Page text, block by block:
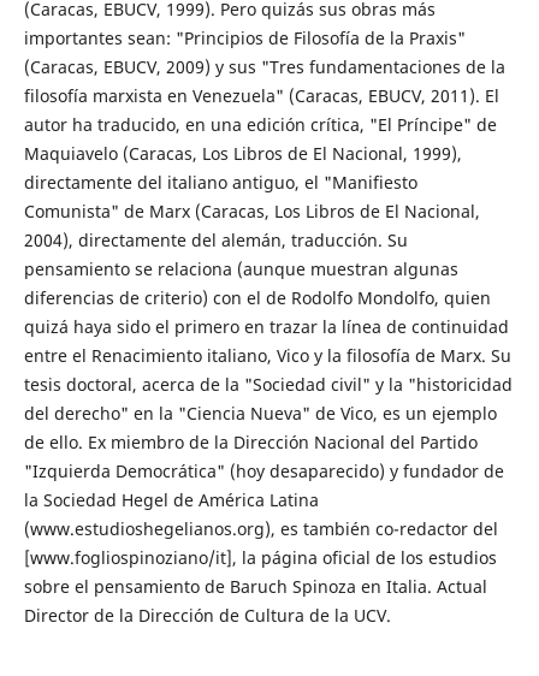
(Caracas, EBUCV, 1999). Pero quizás sus obras más
importantes sean: "Principios de Filosofía de la Praxis"
(Caracas, EBUCV, 2009) y sus "Tres fundamentaciones de la
filosofía marxista en Venezuela" (Caracas, EBUCV, 2011). El
autor ha traducido, en una edición crítica, "El Príncipe" de
Maquiavelo (Caracas, Los Libros de El Nacional, 1999),
directamente del italiano antiguo, el "Manifiesto
Comunista" de Marx (Caracas, Los Libros de El Nacional,
2004), directamente del alemán, traducción. Su
pensamiento se relaciona (aunque muestran algunas
diferencias de criterio) con el de Rodolfo Mondolfo, quien
quizá haya sido el primero en trazar la línea de continuidad
entre el Renacimiento italiano, Vico y la filosofía de Marx. Su
tesis doctoral, acerca de la "Sociedad civil" y la "historicidad
del derecho" en la "Ciencia Nueva" de Vico, es un ejemplo
de ello. Ex miembro de la Dirección Nacional del Partido
"Izquierda Democrática" (hoy desaparecido) y fundador de
la Sociedad Hegel de América Latina
(www.estudioshegelianos.org), es también co-redactor del
[www.fogliospinoziano/it], la página oficial de los estudios
sobre el pensamiento de Baruch Spinoza en Italia. Actual
Director de la Dirección de Cultura de la UCV.